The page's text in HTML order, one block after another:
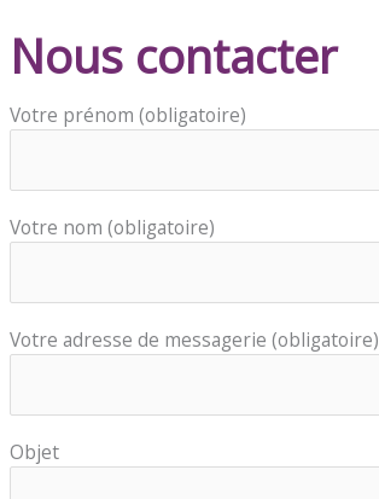
Nous contacter
Votre prénom (obligatoire)
Votre nom (obligatoire)
Votre adresse de messagerie (obligatoire)
Objet